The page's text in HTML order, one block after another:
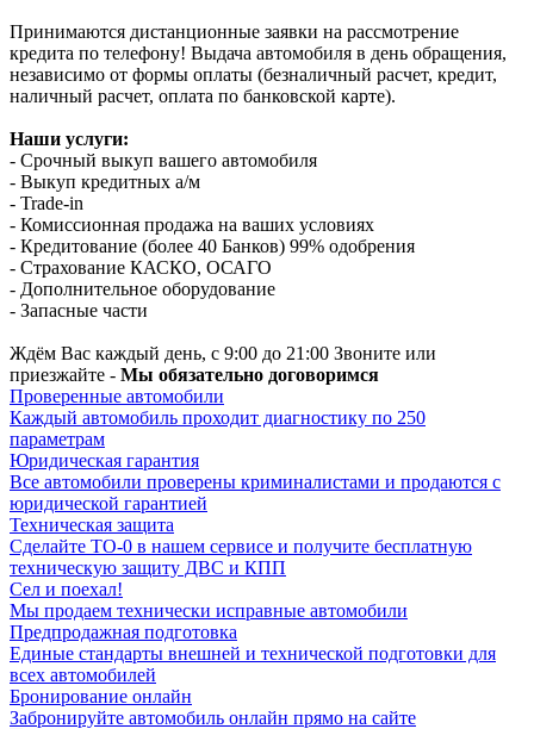
Принимаются дистанционные заявки на рассмотрение
кредита по телефону! Выдача автомобиля в день обращения,
независимо от формы оплаты (безналичный расчет, кредит,
наличный расчет, оплата по банковской карте).
Наши услуги:
- Срочный выкуп вашего автомобиля
- Выкуп кредитных а/м
- Trade-in
- Комиссионная продажа на ваших условиях
- Кредитование (более 40 Банков) 99% одобрения
- Страхование КАСКО, ОСАГО
- Дополнительное оборудование
- Запасные части
Ждём Вас каждый день, с 9:00 до 21:00 Звоните или
приезжайте - Мы обязательно договоримся
Проверенные автомобили
Каждый автомобиль проходит диагностику по 250
параметрам
Юридическая гарантия
Все автомобили проверены криминалистами и продаются с
юридической гарантией
Техническая защита
Сделайте ТО-0 в нашем сервисе и получите бесплатную
техническую защиту ДВС и КПП
Сел и поехал!
Мы продаем технически исправные автомобили
Предпродажная подготовка
Единые стандарты внешней и технической подготовки для
всех автомобилей
Бронирование онлайн
Забронируйте автомобиль онлайн прямо на сайте